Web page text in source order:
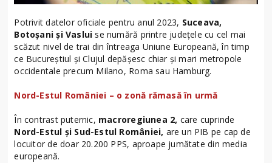
Potrivit datelor oficiale pentru anul 2023, Suceava,
Botoșani și Vaslui se numără printre județele cu cel mai
scăzut nivel de trai din întreaga Uniune Europeană, în timp
ce Bucureștiul și Clujul depășesc chiar și mari metropole
occidentale precum Milano, Roma sau Hamburg.
Nord-Estul României – o zonă rămasă în urmă
În contrast puternic, macroregiunea 2, care cuprinde
Nord-Estul și Sud-Estul României, are un PIB pe cap de
locuitor de doar 20.200 PPS, aproape jumătate din media
europeană.